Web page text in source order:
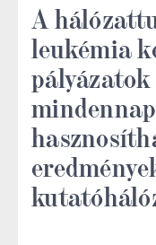
A
leukémia
pályázatok